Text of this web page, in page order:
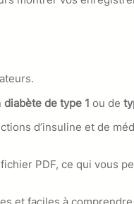
diabète de type 1 ou de
d’insuline et de
PDF, ce qui vous